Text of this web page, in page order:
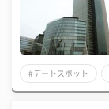
#デートスポット